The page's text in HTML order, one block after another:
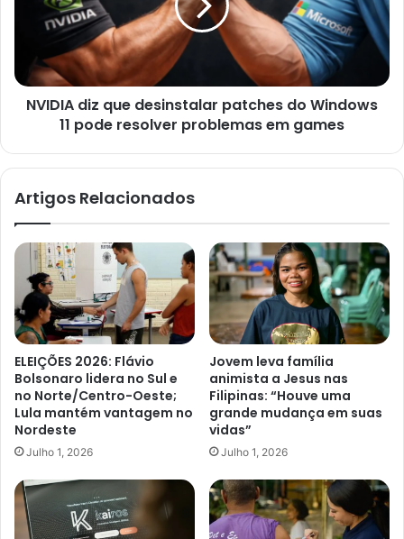
patches
pode
resolver
problemas
NVIDIA diz que desinstalar patches do Windows
11 pode resolver problemas em games
Artigos Relacionados
ELEIÇÕES 2026: Flávio
Bolsonaro lidera no Sul e
no Norte/Centro-Oeste;
Lula mantém vantagem no
Nordeste
Julho 1, 2026
Jovem leva família
animista a Jesus nas
Filipinas: “Houve uma
grande mudança em suas
vidas”
Julho 1, 2026